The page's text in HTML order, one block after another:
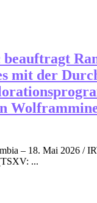
mit der
– 18. Mai 2026 /
...